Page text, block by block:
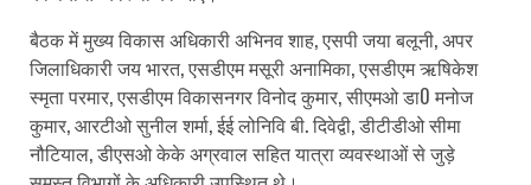
बैठक में मुख्य विकास अधिकारी अभिनव शाह, एसपी जया बलूनी, अपर
जिलाधिकारी जय भारत, एसडीएम मसूरी अनामिका, एसडीएम ऋषिकेश
स्मृता परमार, एसडीएम विकासनगर विनोद कुमार, सीएमओ डा0 मनोज
कुमार, आरटीओ सुनील शर्मा, ईई लोनिवि बी. दिवेद्वी, डीटीडीओ सीमा
नौटियाल, डीएसओ केके अग्रवाल सहित यात्रा व्यवस्थाओं से जुड़े